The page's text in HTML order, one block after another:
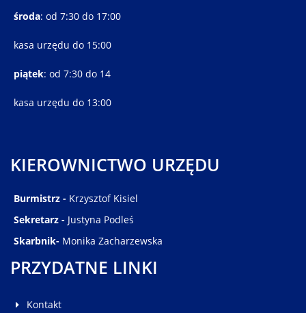
środa: od 7:30 do 17:00
kasa urzędu do 15:00
piątek: od 7:30 do 14
kasa urzędu do 13:00
KIEROWNICTWO URZĘDU
Burmistrz - Krzysztof Kisiel
Sekretarz - Justyna Podleś
Skarbnik- Monika Zacharzewska
PRZYDATNE LINKI
Kontakt